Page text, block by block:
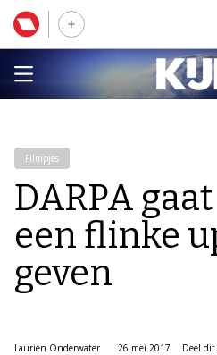
Filmpjes
DARPA
een flinke
geven
Laurien Onderwater
26 mei 2017
Deel